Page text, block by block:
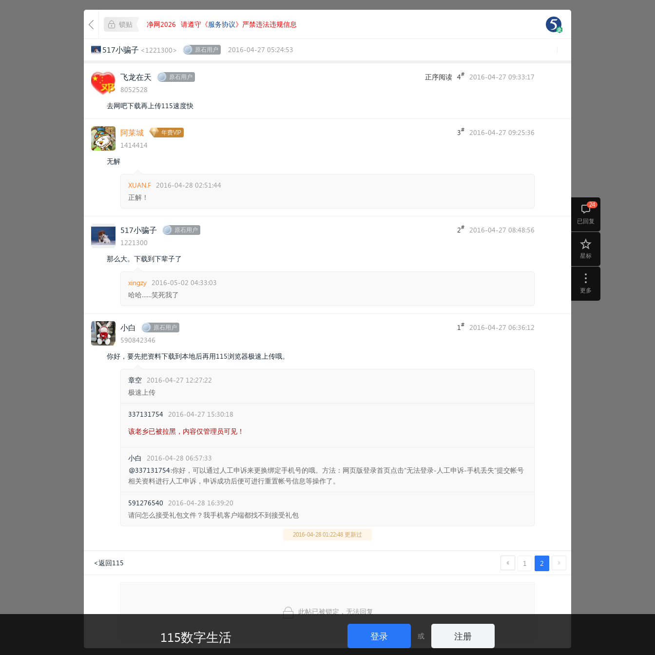
已回复
24
星标
更多
锁贴 净网2026 请遵守《服务协议》严禁违法违规信息
517小骗子 <1221300> 原石用户 2016-04-27 05:24:53
飞龙在天 原石用户
8052528
正序阅读 4# 2016-04-27 09:33:17
去网吧下载再上传115速度快
阿莱城 年费VIP
1414414
3# 2016-04-27 09:25:36
无解
XUAN.F 2016-04-28 02:51:44
正解！
517小骗子 原石用户
1221300
2# 2016-04-27 08:48:56
那么大。下载到下辈子了
xingzy 2016-05-02 04:33:03
哈哈……笑死我了
小白 原石用户
590842346
1# 2016-04-27 06:36:12
你好，要先把资料下载到本地后再用115浏览器极速上传哦。
章空 2016-04-27 12:27:22
极速上传
337131754 2016-04-27 15:30:18
该老乡已被拉黑，内容仅管理员可见！
小白
2016-04-28 06:57:33
@337131754:你好，可以通过人工申诉来更换绑定手机号的哦。方法：网页版登录首页点击“无法登录-人工申诉-手机丢失”提交帐号
相关资料进行人工申诉，申诉成功后便可进行重置帐号信息等操作了。
591276540 2016-04-28 16:39:20
请问怎么接受礼包文件？我手机客户端都找不到接受礼包
2016-04-28 01:22:48 更新过
1 2
<返回115
此帖已被锁定，无法回复
115数字生活 登录 或 注册